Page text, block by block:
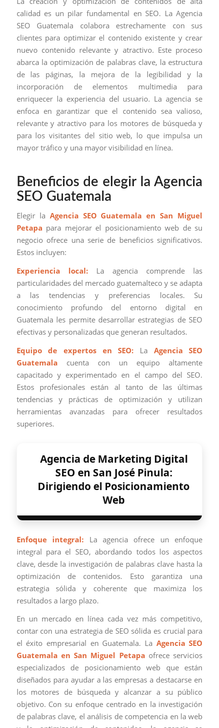
calidad es un pilar fundamental en SEO. La Agencia
SEO Guatemala colabora estrechamente con sus
clientes para optimizar el contenido existente y crear
nuevo contenido relevante y atractivo. Este proceso
abarca la optimización de palabras clave, la estructura
de las páginas, la mejora de la legibilidad y la
incorporación de elementos multimedia para
enriquecer la experiencia del usuario. La agencia se
enfoca en garantizar que el contenido sea valioso,
relevante y atractivo para los motores de búsqueda y
para los visitantes del sitio web, lo que impulsa un
mayor tráfico y una mayor visibilidad en línea.
Beneficios de elegir la Agencia
SEO Guatemala
Elegir la Agencia SEO Guatemala en San Miguel
Petapa para mejorar el posicionamiento web de su
negocio ofrece una serie de beneficios significativos.
Estos incluyen:
Experiencia local:La agencia comprende las
particularidades del mercado guatemalteco y se adapta
a las tendencias y preferencias locales. Su
conocimiento profundo del entorno digital en
Guatemala les permite desarrollar estrategias de SEO
efectivas y personalizadas que generan resultados.
Equipo de expertos en SEO: La Agencia SEO
Guatemala cuenta con un equipo altamente
capacitado y experimentado en el campo del SEO.
Estos profesionales están al tanto de las últimas
tendencias y prácticas de optimización y utilizan
herramientas avanzadas para ofrecer resultados
superiores.
Agencia de Marketing Digital
SEO en San José Pinula:
Dirigiendo el Posicionamiento
Web
Enfoque integral: La agencia ofrece un enfoque
integral para el SEO, abordando todos los aspectos
clave, desde la investigación de palabras clave hasta la
optimización de contenidos. Esto garantiza una
estrategia sólida y coherente que maximiza los
resultados a largo plazo.
En un mercado en línea cada vez más competitivo,
contar con una estrategia de SEO sólida es crucial para
el éxito empresarial en Guatemala. La Agencia SEO
Guatemala en San Miguel Petapa ofrece servicios
especializados de posicionamiento web que están
diseñados para ayudar a las empresas a destacarse en
los motores de búsqueda y alcanzar a su público
objetivo. Con su enfoque centrado en la investigación
de palabras clave, el análisis de competencia en la web